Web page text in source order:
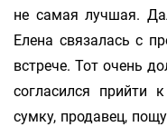
не самая лучшая.
Елена связалась с
встрече. Тот очень
согласился прийти
сумку, продавец,